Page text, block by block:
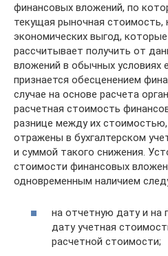
финансовых вложений, по
текущая рыночная стоимость,
экономических выгод, которые
рассчитывает получить от
вложений в обычных условиях
признается обесценением
случае на основе расчета
расчетная стоимость
разнице между их
отражены в бухгалтерском
и суммой такого снижения.
стоимости финансовых
одновременным наличием
на отчетную дату и
дату учетная
расчетной стоимости;